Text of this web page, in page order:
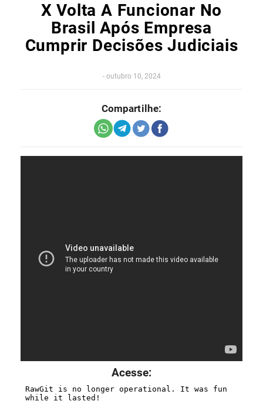
X Volta A Funcionar No
Brasil Após Empresa
Cumprir Decisões Judiciais
- outubro 10, 2024
Compartilhe:
Acesse: